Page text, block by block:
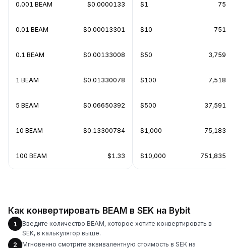
0.001 BEAM $0.0000133
0.01 BEAM $0.00013301
0.1 BEAM $0.00133008
1 BEAM $0.01330078
5 BEAM $0.06650392
10 BEAM $0.13300784
100 BEAM $1.33
$1
$10
$50
$100
$500
$1,000
$10,000
Как конвертировать BEAM в SEK на Bybit
1
Введите количество BEAM, которое хотите конвертировать в
SEK, в калькулятор выше.
2
Мгновенно смотрите эквивалентную стоимость в SEK на